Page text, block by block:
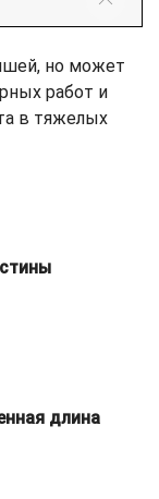
но может
работ и
в тяжелых
длина